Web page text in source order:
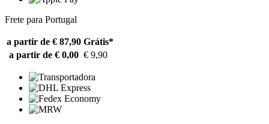
Frete para Portugal
a partir de € 87,90 Grátis*
a partir de € 0,00 € 9,90